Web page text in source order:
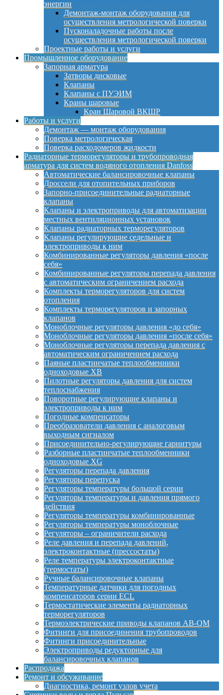
энергии
Демонтаж-монтаж оборудования для
осуществления метрологической поверки
Пусконаладочные работы после
осуществления метрологической поверки
Проектные работы и услуги
Промышленное оборудование
Запорная арматура
Затворы дисковые
Клапаны
Клапаны с ПУЭИМ
Краны шаровые
Кран Шаровой ВКШР
Работы и услуги
Демонтаж — монтаж оборудования
Поверка метрологическая
Поверка расходомеров жидкости
Радиаторные терморегуляторы и трубопроводная
арматура для систем водяного отопления Danfoss
Автоматические балансировочные клапаны
Дроссели для отопительных приборов
Запорно-присоединительные радиаторные
клапаны
Клапаны и электроприводы для автоматизации
местных вентиляционных установок
Клапаны радиаторных терморегуляторов
Клапаны регулирующие седельные и
электроприводы к ним
Комбинированные регуляторы давления «после
себя»
Комбинированные регуляторы перепада давления
с автоматическим ограничением расхода
Комплекты терморегуляторов для систем
отопления
Комплекты терморегуляторов и запорных
клапанов
Моноблочные регуляторы давления «до себя»
Моноблочные регуляторы давления «после себя»
Моноблочные регуляторы перепада давления с
автоматическим ограничением расхода
Паяные пластинчатые теплообменники
одноходовые XB
Пилотные регуляторы давления для систем
теплоснабжения
Поворотные регулирующие клапаны и
электроприводы к ним
Погодные компенсаторы
Преобразователи давления с аналоговым
выходным сигналом
Присоединительно-регулирующие гарнитуры
Разборные пластинчатые теплообменники
одноходовые XG
Регуляторы перепада давления
Регуляторы перепуска
Регуляторы температуры большой серии
Регуляторы температуры и давления прямого
действия
Регуляторы температуры комбинированные
Регуляторы температуры моноблочные
Регуляторы – ограничители расхода
Реле давления и перепада давлений,
электроконтактные (прессостаты)
Реле температуры электроконтактные
(термостаты)
Ручные балансировочные клапаны
Температурные датчики для погодных
компенсаторов серии ECL
Термостатические элементы радиаторных
терморегуляторов
Термоэлектрические приводы клапанов AB-QM
Фитинги для присоединения трубопроводов
Фитинги присоединительные
Электроприводы редукторные для
балансировочных клапанов
Распродажа
Ремонт и обсуживание
Диагностика, ремонт узлов учета